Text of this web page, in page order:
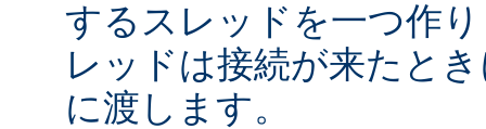
するスレッドを一つ作
レッドは接続が来たと
に渡します。